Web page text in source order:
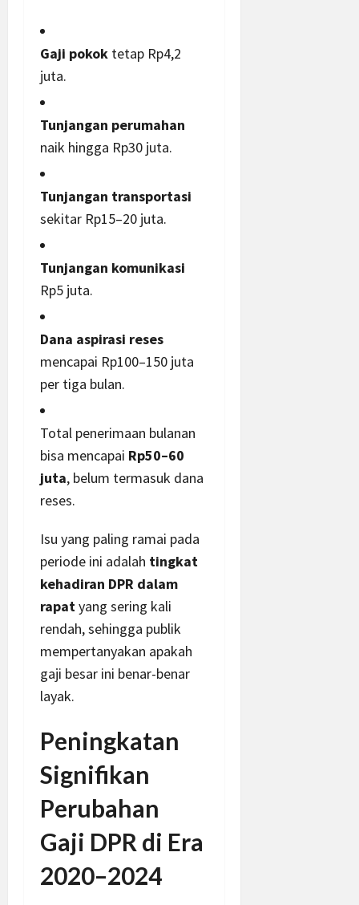
Gaji pokok tetap Rp4,2
juta.
Tunjangan perumahan
naik hingga Rp30 juta.
Tunjangan transportasi
sekitar Rp15–20 juta.
Tunjangan komunikasi
Rp5 juta.
Dana aspirasi reses
mencapai Rp100–150 juta
per tiga bulan.
Total penerimaan bulanan
bisa mencapai Rp50–60
juta, belum termasuk dana
reses.
Isu yang paling ramai pada
periode ini adalah tingkat
kehadiran DPR dalam
rapatyang sering kali
rendah, sehingga publik
mempertanyakan apakah
gaji besar ini benar-benar
layak.
Peningkatan
Signifikan
Perubahan
Gaji DPR di Era
2020–2024